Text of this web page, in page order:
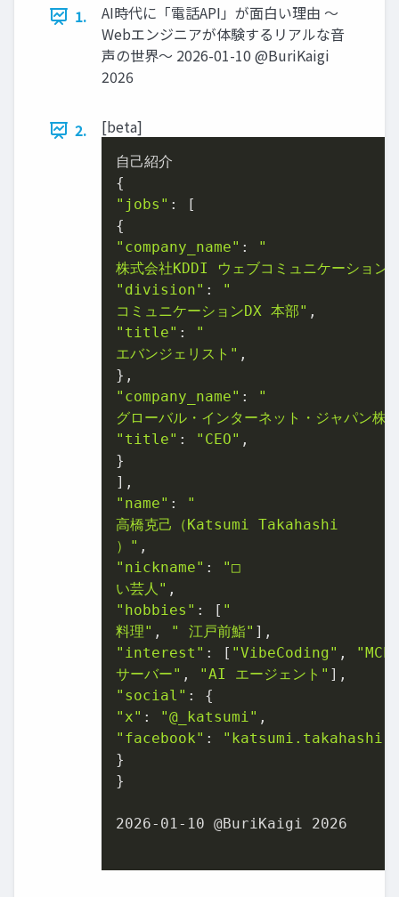
1.
AI時代に「電話API」が⾯⽩い理由 〜
Webエンジニアが体験するリアルな⾳
声の世界〜 2026-01-10 @BuriKaigi
2026
2. [beta]
⾃⼰紹介
"jobs" : [
"company_name" :
"
株式会社KDDI ウェブコミュニケーション
"division" :
"
コミュニケーションDX 本部"
"title" :
"
エバンジェリスト" ,
"company_name" :
"
グローバル・インターネット・ジャパン株
"title" : "CEO" ,
}
"name" :
"
高橋克己（Katsumi Takahashi
）"
"nickname" :
"□
い芸人"
"hobbies" : [ "
料理" , " 江戸前鮨"
"interest" : [ "VibeCoding" ,
"MCP
サーバー" , "AI エージェント"
"social"
"x" : "@_katsumi"
"facebook" : "katsumi.takahashi"
}
}
2026- 01- 10 @BuriKaigi 2026